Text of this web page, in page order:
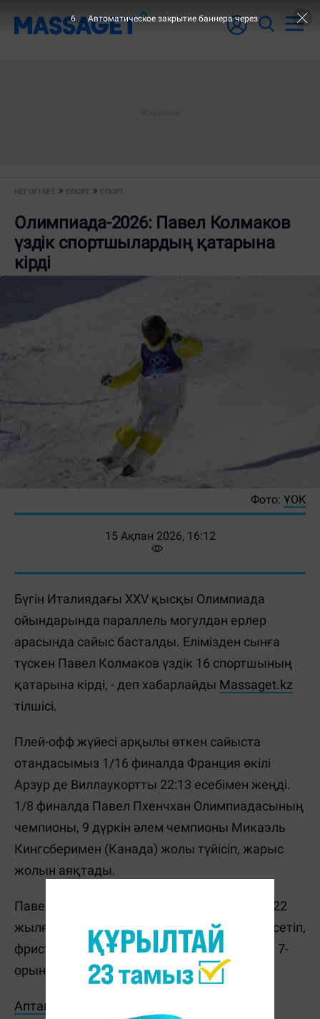
НЕГІЗГІ БЕТ СПОРТ СПОРТ
Олимпиада-2026: Павел Колмаков
үздік спортшылардың қатарына
кірді
Фото: ҰОК
15 Ақпан 2026, 16:12
Бүгін Италиядағы XXV қысқы Олимпиада
ойындарында параллель могулдан ерлер
арасында сайыс басталды. Елімізден сынға
түскен Павел Колмаков үздік 16 спортшының
қатарына кірді, - деп хабарлайды Massaget.kz
тілшісі.
Плей-офф жүйесі арқылы өткен сайыста
отандасымыз 1/16 финалда Франция өкілі
Арзур де Виллаукортты 22:13 есебімен жеңді.
1/8 финалда Павел Пхенчхан Олимпиадасының
чемпионы, 9 дүркін әлем чемпионы Микаэль
Кингсберимен (Канада) жолы түйісіп, жарыс
жолын аяқтады.
Павел Колмаков бұған дейін 2014, 2018, 2022
жылғы Олимпиада ойындарында өнер көрсетіп,
фристайл-могулдан ең жоғарғы көрсеткіші 7-
орын болып тіркелген еді.
Аптаның басты оқиғалары мен пайдалы
6 Автоматическое закрытие баннера через